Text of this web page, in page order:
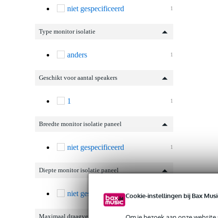
Cookie-instellingen bij Bax
1
niet gespecificeerd
Type monitor isolatie
1
anders
Geschikt voor aantal speakers
1
1
Breedte monitor isolatie paneel
1
niet gespecificeerd
Diepte monitor isolatie paneel
1
niet gespecificeerd
Maximaal draagvermogen (kg)